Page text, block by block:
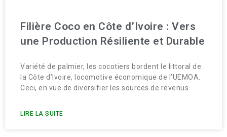
Filière Coco en Côte d’Ivoire : Vers
une Production Résiliente et Durable
Variété de palmier, les cocotiers bordent le littoral de
la Côte d’Ivoire, locomotive économique de l’UEMOA.
Ceci, en vue de diversifier les sources de revenus
LIRE LA SUITE